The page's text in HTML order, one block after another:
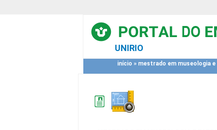
UNIRIO
início » mestrado em museologia